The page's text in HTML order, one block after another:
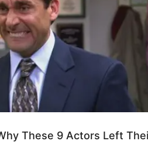
infantil
These 9 Actors Left
Honey Boo Boo?
Before You See Her Now
Like A Trampoline—Then